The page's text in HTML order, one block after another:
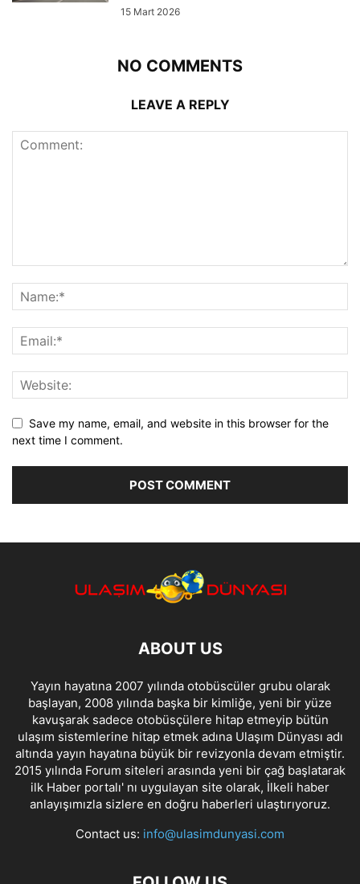
15 Mart 2026
NO COMMENTS
LEAVE A REPLY
Save my name, email, and website in this browser for the
next time I comment.
ABOUT US
Yayın hayatına 2007 yılında otobüscüler grubu olarak
başlayan, 2008 yılında başka bir kimliğe, yeni bir yüze
kavuşarak sadece otobüsçülere hitap etmeyip bütün
ulaşım sistemlerine hitap etmek adına Ulaşım Dünyası adı
altında yayın hayatına büyük bir revizyonla devam etmiştir.
2015 yılında Forum siteleri arasında yeni bir çağ başlatarak
ilk Haber portalı' nı uygulayan site olarak, İlkeli haber
anlayışımızla sizlere en doğru haberleri ulaştırıyoruz.
Contact us: info@ulasimdunyasi.com